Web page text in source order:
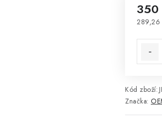
350
289,26
Kód zboží:
Značka: